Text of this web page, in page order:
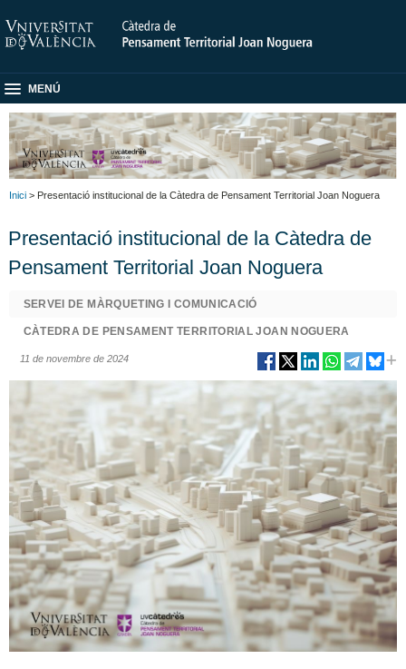
MENÚ
Inici > Presentació institucional de la Càtedra de Pensament Territorial Joan Noguera
Presentació institucional de la Càtedra de
Pensament Territorial Joan Noguera
SERVEI DE MÀRQUETING I COMUNICACIÓ
CÀTEDRA DE PENSAMENT TERRITORIAL JOAN NOGUERA
11 de novembre de 2024